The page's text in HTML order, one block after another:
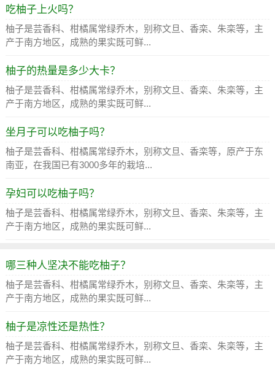
吃柚子上火吗？
柚子是芸香科、柑橘属常绿乔木，别称文旦、香栾、朱栾等，主
产于南方地区，成熟的果实既可鲜...
柚子的热量是多少大卡？
柚子是芸香科、柑橘属常绿乔木，别称文旦、香栾、朱栾等，主
产于南方地区，成熟的果实既可鲜...
坐月子可以吃柚子吗？
柚子是芸香科、柑橘属常绿乔木，别称文旦、香栾等，原产于东
南亚，在我国已有3000多年的栽培...
孕妇可以吃柚子吗？
柚子是芸香科、柑橘属常绿乔木，别称文旦、香栾、朱栾等，主
产于南方地区，成熟的果实既可鲜...
哪三种人坚决不能吃柚子？
柚子是芸香科、柑橘属常绿乔木，别称文旦、香栾、朱栾等，主
产于南方地区，成熟的果实既可鲜...
柚子是凉性还是热性？
柚子是芸香科、柑橘属常绿乔木，别称文旦、香栾、朱栾等，主
产于南方地区，成熟的果实既可鲜...